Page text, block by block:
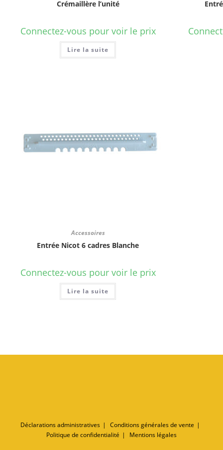
Crémaillère l’unité
Connectez-vous pour voir le prix
Lire la suite
Accessoires
Entrée Nicot 6 cadres Blanche
Connectez-vous pour voir le prix
Lire la suite
Déclarations administratives
Conditions générales de vente
Politique de confidentialité
Mentions légales